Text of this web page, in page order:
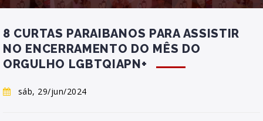
8 CURTAS PARAIBANOS PARA ASSISTIR
NO ENCERRAMENTO DO MÊS DO
ORGULHO LGBTQIAPN+
sáb, 29/jun/2024